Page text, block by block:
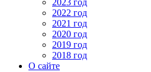
2023 год
2022 год
2021 год
2020 год
2019 год
2018 год
О сайте